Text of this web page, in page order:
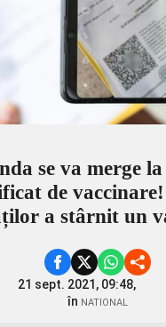
se va merge
de
a stârnit un
21 sept. 2021, 09:48,
în NATIONAL